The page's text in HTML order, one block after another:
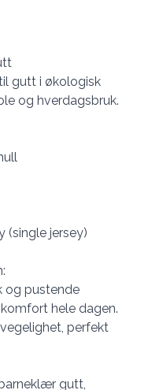
gutt i økologisk
og hverdagsbruk.
(single jersey)
og pustende
hele dagen.
perfekt
gutt,